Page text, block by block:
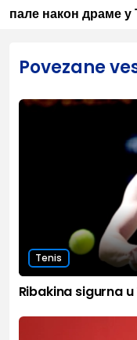
пале након драме у
Povezane
Tenis
Ribakina sigurna